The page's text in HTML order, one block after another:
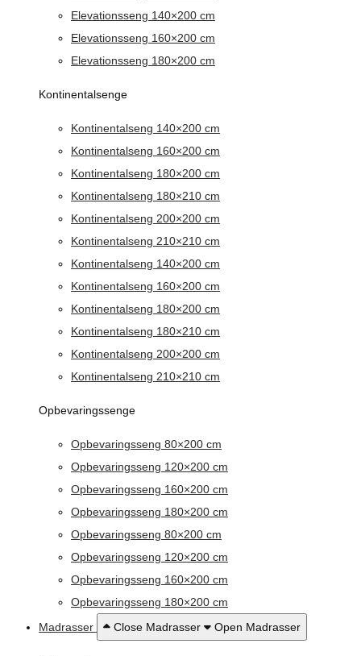
Elevationsseng 140×200 cm
Elevationsseng 160×200 cm
Elevationsseng 180×200 cm
Kontinentalsenge
Kontinentalseng 140×200 cm
Kontinentalseng 160×200 cm
Kontinentalseng 180×200 cm
Kontinentalseng 180×210 cm
Kontinentalseng 200×200 cm
Kontinentalseng 210×210 cm
Kontinentalseng 140×200 cm
Kontinentalseng 160×200 cm
Kontinentalseng 180×200 cm
Kontinentalseng 180×210 cm
Kontinentalseng 200×200 cm
Kontinentalseng 210×210 cm
Opbevaringssenge
Opbevaringsseng 80×200 cm
Opbevaringsseng 120×200 cm
Opbevaringsseng 160×200 cm
Opbevaringsseng 180×200 cm
Opbevaringsseng 80×200 cm
Opbevaringsseng 120×200 cm
Opbevaringsseng 160×200 cm
Opbevaringsseng 180×200 cm
Madrasser
Close Madrasser Open Madrasser